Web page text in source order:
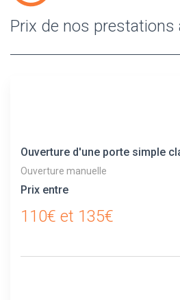
Prix de nos prestations
Ouverture d'une porte simple
Ouverture manuelle
Prix entre
110€ et 135€